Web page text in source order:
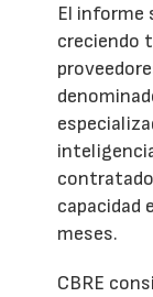
El informe
creciendo
capacidad
meses.
CBRE